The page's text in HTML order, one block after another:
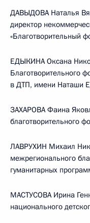
ДАВЫДОВА Наталья
директор
«Благотворительный
ЕДЫКИНА Оксана
Благотворительного
в ДТП, имени Наташи
ЗАХАРОВА Фаина
благотворительного
ЛАВРУХИН Михаил
межрегионального
гуманитарных
МАСТУСОВА Ирина
национального